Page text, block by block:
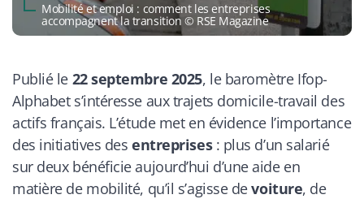
Mobilité et emploi : comment les entreprises
accompagnent la transition © RSE Magazine
Publié le 22 septembre 2025, le baromètre Ifop-
Alphabet s’intéresse aux trajets domicile-travail des
actifs français. L’étude met en évidence l’importance
des initiatives desentreprises: plus d’un salarié
sur deux bénéficie aujourd’hui d’une aide en
matière de mobilité, qu’il s’agisse devoiture, de